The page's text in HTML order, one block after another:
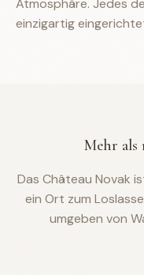
Atmosphäre. Jedes
einzigartig
Mehr
Das Château Novak
ein Ort zum
umgeben von